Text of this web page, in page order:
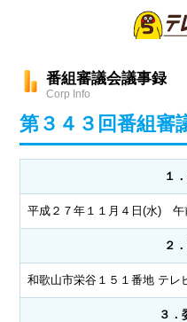
番組審議会議事録
Corp Info
第３４３回番組審
１
平成２７年１１月４日(水) 午
２
和歌山市栄谷１５１番地 テレ
３．